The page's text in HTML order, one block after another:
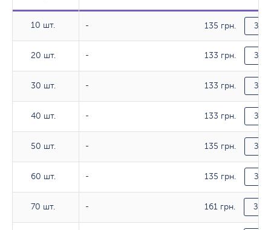
10 шт.
20 шт.
30 шт.
40 шт.
50 шт.
60 шт.
70 шт.
10 шт. - 135 грн.
20 шт. - 133 грн.
30 шт. - 133 грн.
40 шт. - 133 грн.
50 шт. - 135 грн.
60 шт. - 135 грн.
70 шт. - 161 грн.